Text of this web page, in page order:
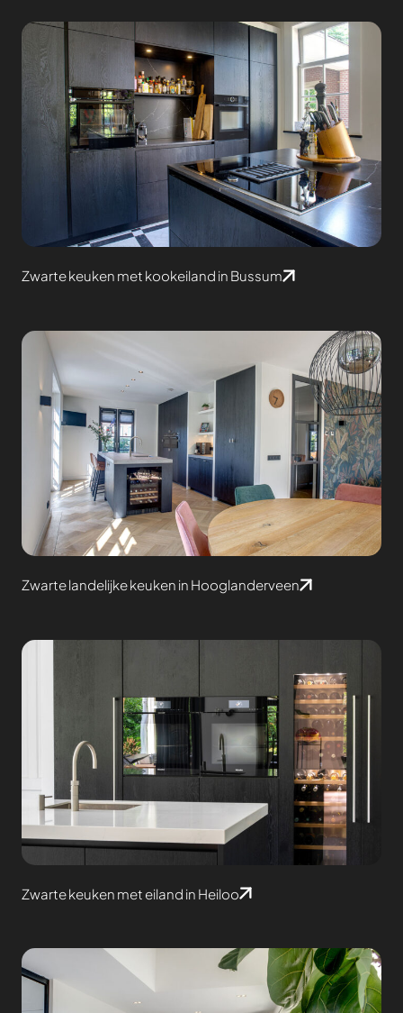
Zwarte keuken met kookeiland in Bussum
Zwarte landelijke keuken in Hooglanderveen
Zwarte keuken met eiland in Heiloo